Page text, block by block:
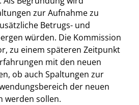
zur Aufnahme zu
Betrugs- und
würden. Die Kommission
zu einem späteren Zeitpunkt
mit den neuen
ob auch Spaltungen zur
der neuen
werden sollen.